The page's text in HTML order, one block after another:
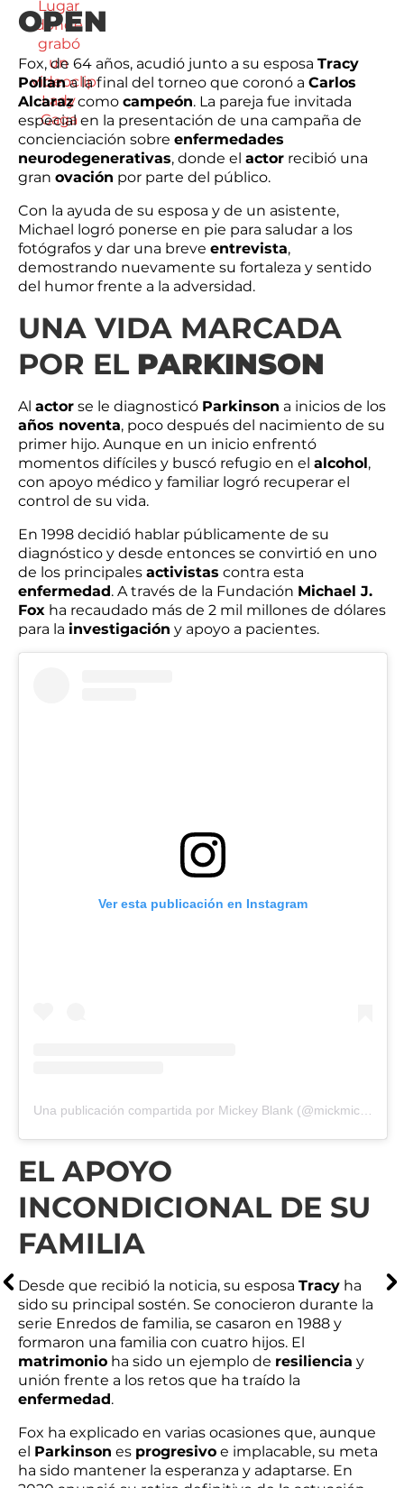
OPEN
Fox, de 64 años, acudió junto a su esposa Tracy
Pollana la final del torneo que coronó a Carlos
Alcarazcomo campeón. La pareja fue invitada
especial en la presentación de una campaña de
concienciación sobre enfermedades
neurodegenerativas, donde el actor recibió una
gran ovación por parte del público.
Con la ayuda de su esposa y de un asistente,
Michael logró ponerse en pie para saludar a los
fotógrafos y dar una breve entrevista,
demostrando nuevamente su fortaleza y sentido
del humor frente a la adversidad.
UNA VIDA MARCADA
POR EL PARKINSON
Al actor se le diagnosticó Parkinson a inicios de los
años noventa, poco después del nacimiento de su
primer hijo. Aunque en un inicio enfrentó
momentos difíciles y buscó refugio en el alcohol,
con apoyo médico y familiar logró recuperar el
control de su vida.
En 1998 decidió hablar públicamente de su
diagnóstico y desde entonces se convirtió en uno
de los principales activistas contra esta
enfermedad. A través de la Fundación Michael J.
Fox ha recaudado más de 2 mil millones de dólares
para la investigación y apoyo a pacientes.
Ver esta publicación en Instagram
EL APOYO
INCONDICIONAL DE SU
FAMILIA
Desde que recibió la noticia, su esposa Tracy ha
sido su principal sostén. Se conocieron durante la
serie Enredos de familia, se casaron en 1988 y
formaron una familia con cuatro hijos. El
matrimonio ha sido un ejemplo de resiliencia y
unión frente a los retos que ha traído la
enfermedad.
Fox ha explicado en varias ocasiones que, aunque
el Parkinson es progresivo e implacable, su meta
ha sido mantener la esperanza y adaptarse. En